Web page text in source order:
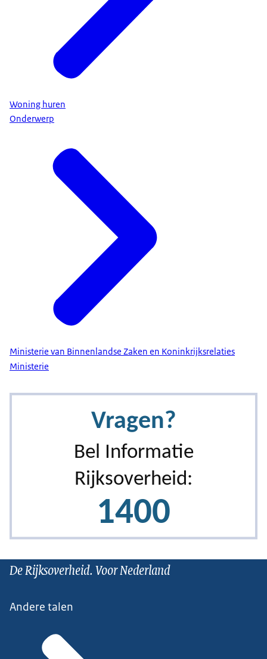
Woning huren
Onderwerp
Ministerie van Binnenlandse Zaken en Koninkrijksrelaties
Ministerie
De Rijksoverheid. Voor Nederland
Andere talen